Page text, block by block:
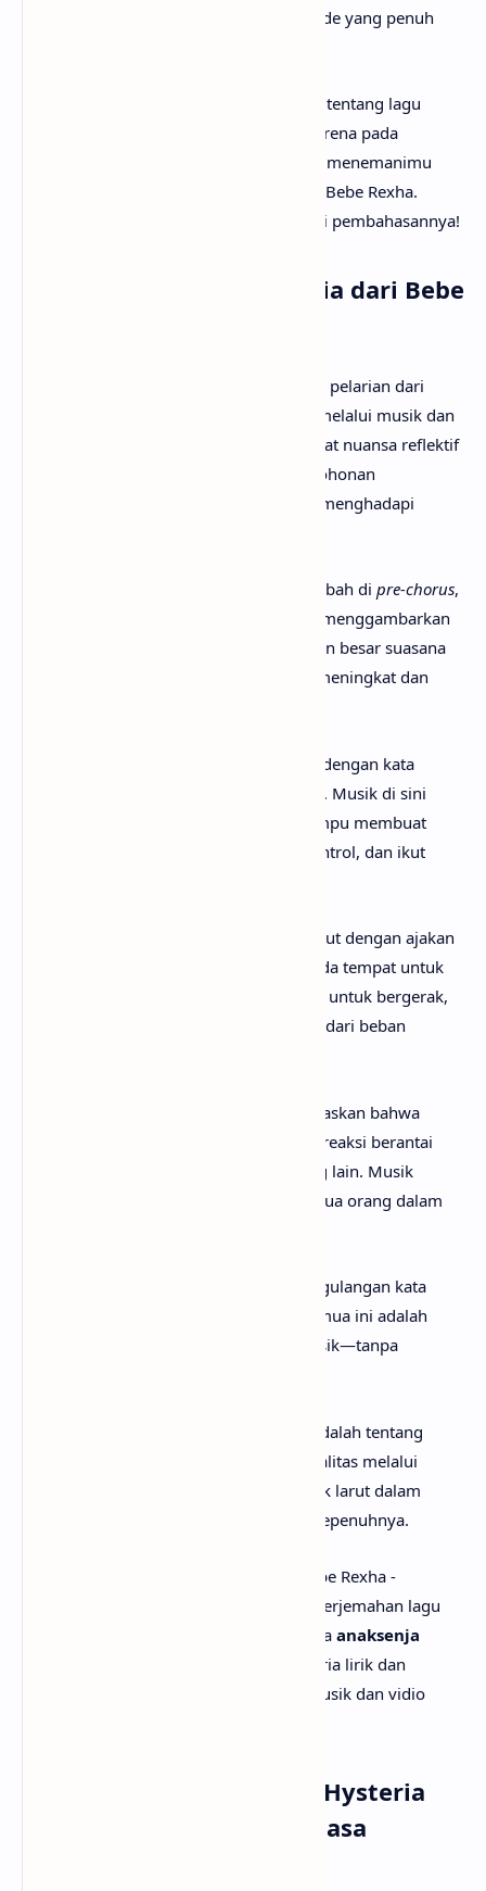
membangun atmosfer album Dirty Blonde yang penuh
Mungkin kamu sudah sangat penasaran tentang lagu
Hysteria artinya apa? Tak perlu galau, karena pada
akan menemanimu
mencari tahu maksud lagu Hysteria dari Bebe Rexha.
Tanpa berlama-lama lagi, mari kita mulai pembahasannya!
Arti Makna Lagu Hysteria dari Bebe
Lirik lagu Hysteria menceritakan tentang pelarian dari
realitas menuju euforia dan kebebasan melalui musik dan
suasana pesta. Pada bagian awal, terdapat nuansa reflektif
dan bahkan sedikit gelap, dengan permohonan
perlindungan seolah seseorang sedang menghadapi
Namun, suasana tersebut langsung berubah di pre-chorus,
di mana “lights off” dan “chain reaction” menggambarkan
transisi menuju dunia lain—kemungkinan besar suasana
klub atau pesta—di mana energi mulai meningkat dan
menjadi inti dari lagu ini, dengan kata
“hysteria” sebagai simbol euforia massal. Musik di sini
digambarkan sebagai sesuatu yang mampu membuat
semua orang terhipnotis, kehilangan kontrol, dan ikut
kedua memperkuat suasana tersebut dengan ajakan
langsung untuk ikut bergabung. Tidak ada tempat untuk
diam atau ragu—semua orang didorong untuk bergerak,
bersenang-senang, dan melepaskan diri dari beban
yang diulang kembali menegaskan bahwa
pengalaman ini bersifat kolektif, seperti reaksi berantai
yang menyebar dari satu orang ke orang lain. Musik
menjadi medium yang menyatukan semua orang dalam
menutup lagu dengan pengulangan kata
“dance”, menegaskan bahwa inti dari semua ini adalah
ekspresi bebas melalui gerakan dan musik—tanpa
Secara keseluruhan, lirik lagu Hysteria adalah tentang
euforia, kebebasan, dan pelarian dari realitas melalui
musik, di mana setiap orang diajak untuk larut dalam
energi kolektif dan menikmati momen sepenuhnya.
Setelah mengetahui apa makna lagu Bebe Rexha -
Hysteria, mungkin kamu juga ingin tau terjemahan lagu
Hysteria secara rinci? Tenang saja, karena anaksenja
sudah menyediakan Bebe Rexha - Hysteria lirik dan
terjemahannya. Tak lupa juga beserta musik dan vidio
Lirik Lagu Bebe Rexha - Hysteria
dengan Terjemahan Bahasa